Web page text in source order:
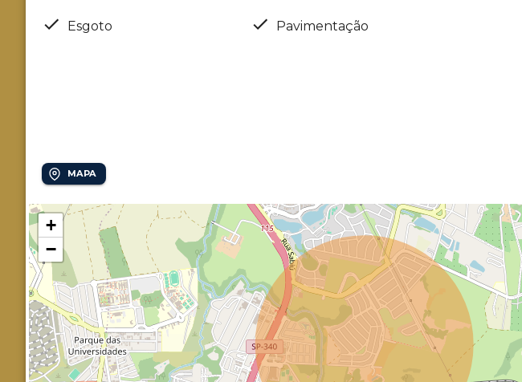
Esgoto Pavimentação
MAPA
+
−